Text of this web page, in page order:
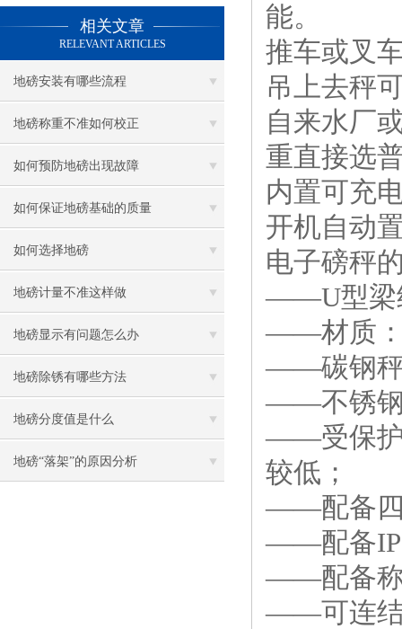
相关文章
RELEVANT ARTICLES
地磅安装有哪些流程
地磅称重不准如何校正
如何预防地磅出现故障
如何保证地磅基础的质量
如何选择地磅
地磅计量不准这样做
地磅显示有问题怎么办
地磅除锈有哪些方法
地磅分度值是什么
地磅“落架”的原因分析
能。
推车或叉
吊上去秤
自来水厂
重直接选
内置可充
开机自动
电子磅秤
——U型梁
——材质：
——碳钢秤
——不锈钢
——受保护
较低；
——配备四
——配备
——配备称
——可连结